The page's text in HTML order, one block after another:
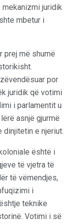
juridik
mbetur i
prej më shumë
por
juridik që votimi
i parlamentit u
asnjë gjurmë
dinjitetin e njeriut.
është i
të vjetra të
të vëmendjes,
i
teknike
Votimi i së